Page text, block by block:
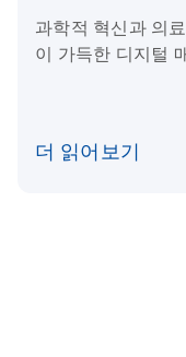
과학적 혁신과 의
이 가득한 디지털
더 읽어보기